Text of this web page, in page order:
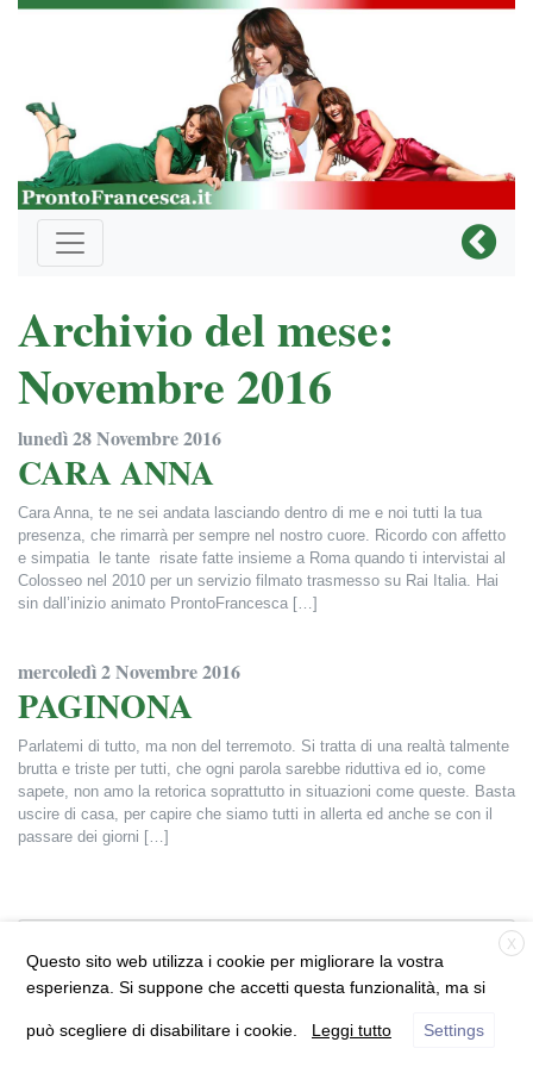
Archivio del mese:
Novembre 2016
lunedì 28 Novembre 2016
CARA ANNA
Cara Anna, te ne sei andata lasciando dentro di me e noi tutti la tua
presenza, che rimarrà per sempre nel nostro cuore. Ricordo con affetto
e simpatia le tante risate fatte insieme a Roma quando ti intervistai al
Colosseo nel 2010 per un servizio filmato trasmesso su Rai Italia. Hai
sin dall’inizio animato ProntoFrancesca […]
mercoledì 2 Novembre 2016
PAGINONA
Parlatemi di tutto, ma non del terremoto. Si tratta di una realtà talmente
brutta e triste per tutti, che ogni parola sarebbe riduttiva ed io, come
sapete, non amo la retorica soprattutto in situazioni come queste. Basta
uscire di casa, per capire che siamo tutti in allerta ed anche se con il
passare dei giorni […]
ProntoFrancesca.it
© 2026 Francesca Alderisi |Informativa Privacy |
Sito realizzato da
Flyer communication
X
Questo sito web utilizza i cookie per migliorare la vostra
esperienza. Si suppone che accetti questa funzionalità, ma si
può scegliere di disabilitare i cookie. Leggi tutto Settings